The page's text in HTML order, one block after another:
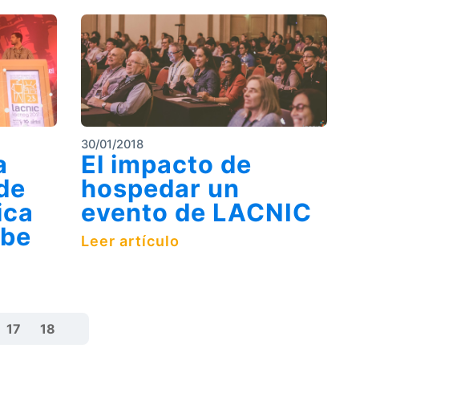
30/01/2018
El impacto de
hospedar un
evento de LACNIC
Leer artículo
17 18